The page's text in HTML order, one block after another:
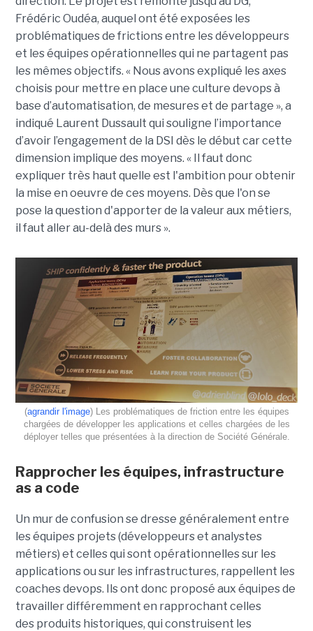
Frédéric Oudéa, auquel ont été exposées les
problématiques de frictions entre les développeurs
et les équipes opérationnelles qui ne partagent pas
les mêmes objectifs. « Nous avons expliqué les axes
choisis pour mettre en place une culture devops à
base d’automatisation, de mesures et de partage », a
indiqué Laurent Dussault qui souligne l’importance
d’avoir l’engagement de la DSI dès le début car cette
dimension implique des moyens. « Il faut donc
expliquer très haut quelle est l'ambition pour obtenir
la mise en oeuvre de ces moyens. Dès que l'on se
pose la question d'apporter de la valeur aux métiers,
il faut aller au-delà des murs ».
(agrandir l'image) Les problématiques de friction entre les équipes
chargées de développer les applications et celles chargées de les
déployer telles que présentées à la direction de Société Générale.
Rapprocher les équipes, infrastructure
as a code
Un mur de confusion se dresse généralement entre
les équipes projets (développeurs et analystes
métiers) et celles qui sont opérationnelles sur les
applications ou sur les infrastructures, rappellent les
coaches devops. Ils ont donc proposé aux équipes de
travailler différemment en rapprochant celles
des produits historiques, qui construisent les